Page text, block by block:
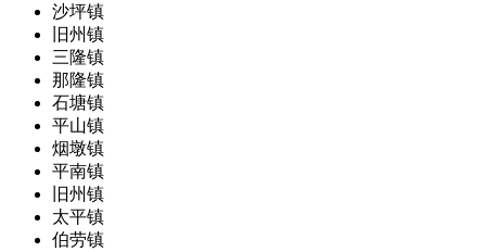
沙坪镇
旧州镇
三隆镇
那隆镇
石塘镇
平山镇
烟墩镇
平南镇
旧州镇
太平镇
伯劳镇